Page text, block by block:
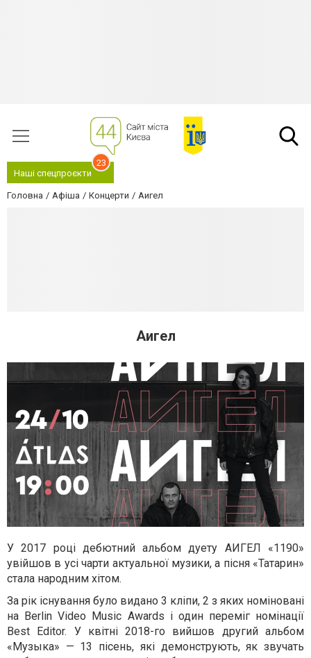
Наші спецпроєкти
23
Головна Афіша Концерти Аигел
Аигел
У 2017 році дебютний альбом дуету АИГЕЛ «1190»
увійшов в усі чарти актуальної музики, а пісня «Татарин»
стала народним хітом.
За рік існування було видано 3 кліпи, 2 з яких номіновані
на Berlin Video Music Awards і один переміг номінації
Best Editor. У квітні 2018-го вийшов другий альбом
«Музыка» — 13 пісень, які демонструють, як звучать